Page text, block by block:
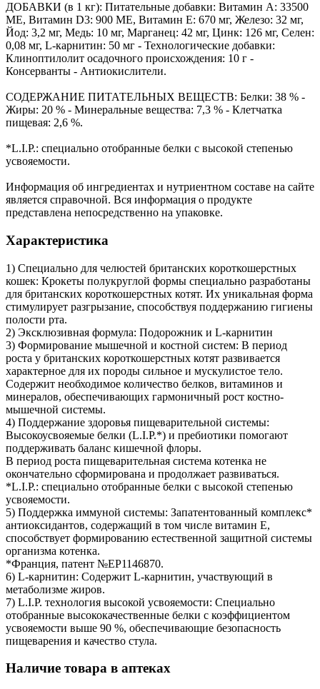
ДОБАВКИ (в 1 кг): Питательные добавки: Витамин A: 33500
ME, Витамин D3: 900 ME, Витамин E: 670 мг, Железо: 32 мг,
Йод: 3,2 мг, Медь: 10 мг, Марганец: 42 мг, Цинк: 126 мг, Ceлeн:
0,08 мг, L-карнитин: 50 мг - Технологические добавки:
Клиноптилолит осадочного происхождения: 10 г -
Консерванты - Антиокислители.
СОДЕРЖАНИЕ ПИТАТЕЛЬНЫХ ВЕЩЕСТВ: Белки: 38 % -
Жиры: 20 % - Минеральные вещества: 7,3 % - Клетчатка
пищевая: 2,6 %.
*L.I.P.: специально отобранные белки с высокой степенью
усвояемости.
Информация об ингредиентах и нутриентном составе на сайте
является справочной. Вся информация о продукте
представлена непосредственно на упаковке.
Характеристика
1) Специально для челюстей британских короткошерстных
кошек: Крокеты полукруглой формы специально разработаны
для британских короткошерстных котят. Их уникальная форма
стимулирует разгрызание, способствуя поддержанию гигиены
полости рта.
2) Эксклюзивная формула: Подорожник и L-карнитин
3) Формирование мышечной и костной систем: В период
роста у британских короткошерстных котят развивается
характерное для их породы сильное и мускулистое тело.
Содержит необходимое количество белков, витаминов и
минералов, обеспечивающих гармоничный рост костно-
мышечной системы.
4) Поддержание здоровья пищеварительной системы:
Высокоусвояемые белки (L.I.P.*) и пребиотики помогают
поддерживать баланс кишечной флоры.
В период роста пищеварительная система котенка не
окончательно сформирована и продолжает развиваться.
*L.I.P.: специально отобранные белки с высокой степенью
усвояемости.
5) Поддержка иммуной системы: Запатентованный комплекс*
антиоксидантов, содержащий в том числе витамин Е,
способствует формированию естественной защитной системы
организма котенка.
*Франция, патент №EP1146870.
6) L-карнитин: Содержит L-карнитин, участвующий в
метаболизме жиров.
7) L.I.P. технология высокой усвояемости: Специально
отобранные высококачественные белки с коэффициентом
усвояемости выше 90 %, обеспечивающие безопасность
пищеварения и качество стула.
Наличие товара в аптеках